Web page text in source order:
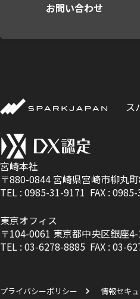
お問い合わせ
ス
宮崎本社
〒880-0844 宮崎県宮崎市柳丸
TEL : 0985-31-9171 FAX :
東京オフィス
〒104-0061 東京都中央区銀座
TEL : 03-6278-8885 FAX : 03-
プライバシーポリシー 情報セキ